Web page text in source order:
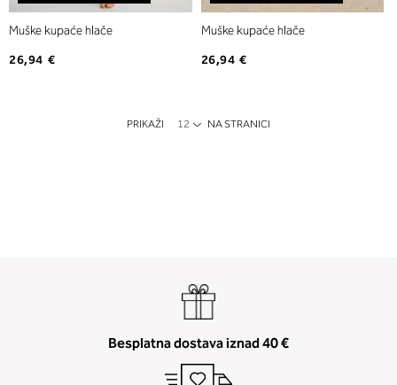
Muške kupaće hlače
26,94 €
Muške kupaće hlače
26,94 €
PRIKAŽI NA STRANICI
Besplatna dostava iznad 40 €